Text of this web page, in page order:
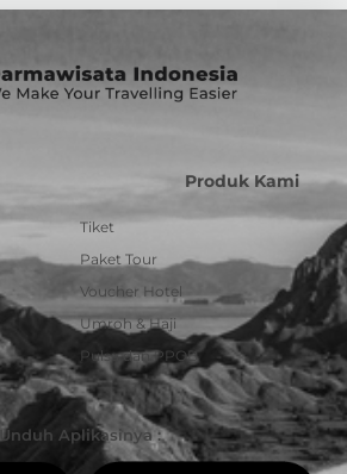
Produk Kami
Tiket
Paket Tour
Voucher Hotel
Umroh & Haji
Pulsa dan PPOB
Unduh Aplikasinya :